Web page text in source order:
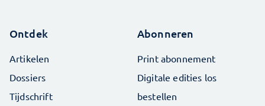
Ontdek
Artikelen
Dossiers
Tijdschrift
Abonneren
Print abonnement
Digitale edities los
bestellen